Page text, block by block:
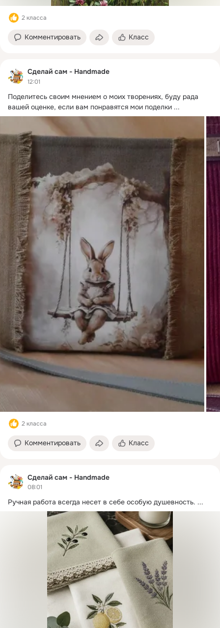
2 класса
Комментировать Класс
Сделай сам - Handmade
12:01
Поделитесь своим мнением о моих творениях, буду рада
вашей оценке, если вам понравятся мои поделки ...
2 класса
Комментировать Класс
Сделай сам - Handmade
08:01
Ручная работа всегда несет в себе особую душевность. ...